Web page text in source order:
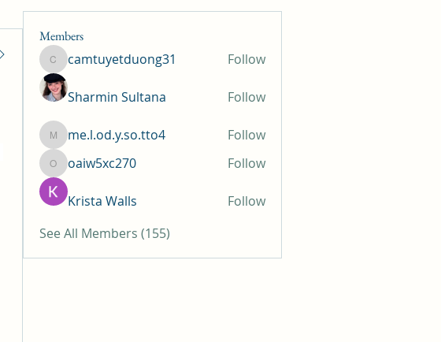
Members
camtuyetduong31
camtuyetduong31 Follow
Sharmin Sultana Follow
me.l.od.y.so.tto4
me.l.od.y.so.tto4 Follow
oaiw5xc270
oaiw5xc270 Follow
Krista Walls
Follow
See All Members (155)